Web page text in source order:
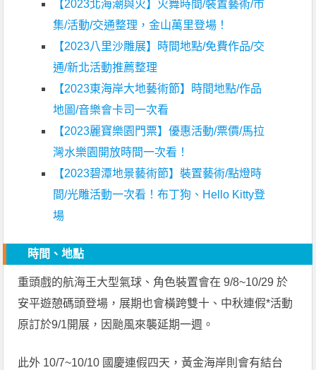
【2023北海潮與火】火舞時間/裝置藝術/市
集/活動/交通整理，金山萬里登場！
【2023八里沙雕展】時間地點/免費作品/交
通/新北活動推薦整理
【2023東海岸大地藝術節】時間地點/作品
地圖/音樂會卡司一次看
【2023麗寶樂園門票】優惠活動/票價/馬拉
灣水樂園開放時間一次看！
【2023碧潭地景藝術節】裝置藝術/點燈時
間/光雕活動一次看！布丁狗、Hello Kitty登
場
時間、地點
重頭戲的航海王大型氣球、角色裝置會在 9/8~10/29 於
安平遊憩碼頭登場，展期也會橫跨雙十、中秋連假*活動
原訂於9/1開展，因颱風來襲延期一週。
此外 10/7~10/10 國慶連假四天，黃金海岸則會有結台